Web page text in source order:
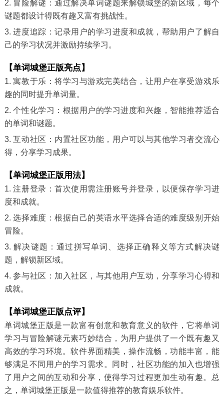
2. 冒险解谜：通过解决单词谜题来解锁城堡的新区域，每个
谜题都设计得既有趣又富有挑战性。
3. 进度追踪：记录用户的学习进度和成就，帮助用户了解自
己的学习状况并激励持续学习。
【单词城堡正版亮点】
1. 寓教于乐：将学习与游戏完美结合，让用户在享受游戏乐
趣的同时提升单词量。
2. 个性化学习：根据用户的学习进度和兴趣，智能推荐适合
的单词和谜题。
3. 互动社区：内置社区功能，用户可以与其他学习者交流心
得，分享学习成果。
【单词城堡正版用法】
1. 注册登录：首次使用需注册账号并登录，以便保存学习进
度和成就。
2. 选择难度：根据自己的英语水平选择合适的难度级别开始
冒险。
3. 解决谜题：通过拼写单词、选择正确释义等方式解决谜
题，解锁新区域。
4. 参与社区：加入社区，与其他用户互动，分享学习心得和
成就。
【单词城堡正版点评】
单词城堡正版是一款富有创意和教育意义的软件，它将单词
学习与冒险解谜元素巧妙结合，为用户提供了一个既有趣又
高效的学习环境。软件界面精美，操作流畅，功能丰富，能
够满足不同用户的学习需求。同时，社区功能的加入也增强
了用户之间的互动和分享，使得学习过程更加生动有趣。总
之，单词城堡正版是一款值得推荐的教育娱乐软件。